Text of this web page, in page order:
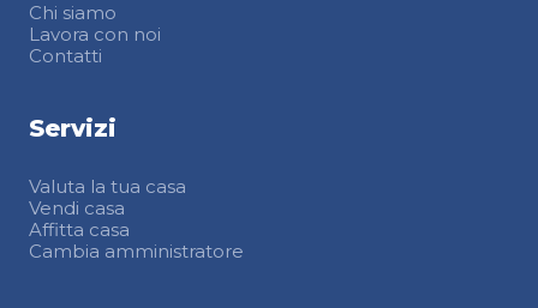
Chi siamo
Lavora con noi
Contatti
Servizi
Valuta la tua casa
Vendi casa
Affitta casa
Cambia amministratore